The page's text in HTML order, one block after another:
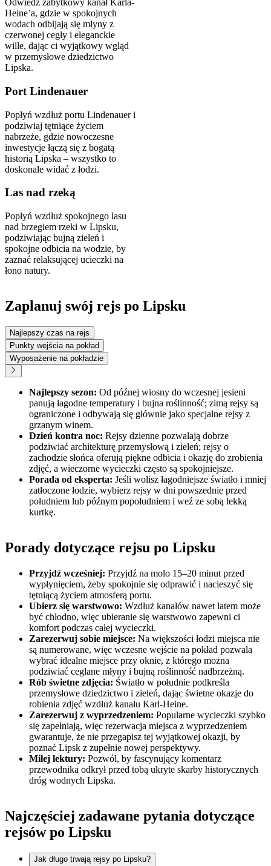
Odwiedź zabytkowy kanał Karla-
Heine’a, gdzie w spokojnych
wodach odbijają się młyny z
czerwonej cegły i eleganckie
wille, dając ci wyjątkowy wgląd
w przemysłowe dziedzictwo
Lipska.
Port Lindenauer
Popłyń wzdłuż portu Lindenauer i
podziwiaj tętniące życiem
nabrzeże, gdzie nowoczesne
inwestycje łączą się z bogatą
historią Lipska – wszystko to
doskonale widać z łodzi.
Las nad rzeką
Popłyń wzdłuż spokojnego lasu
nad brzegiem rzeki w Lipsku,
podziwiając bujną zieleń i
spokojne odbicia na wodzie, by
zaznać relaksującej ucieczki na
łono natury.
Zaplanuj swój rejs po Lipsku
Najlepszy czas na rejs
Punkty wejścia na pokład
Wyposażenie na pokładzie
Najlepszy sezon: Od późnej wiosny do wczesnej jesieni
panują łagodne temperatury i bujna roślinność; zimą rejsy są
ograniczone i odbywają się głównie jako specjalne rejsy z
grzanym winem.
Dzień kontra noc: Rejsy dzienne pozwalają dobrze
podziwiać architekturę przemysłową i zieleń; rejsy o
zachodzie słońca oferują piękne odbicia i okazję do zrobienia
zdjęć, a wieczorne wycieczki często są spokojniejsze.
Porada od eksperta: Jeśli wolisz łagodniejsze światło i mniej
zatłoczone łodzie, wybierz rejsy w dni powszednie przed
południem lub późnym popołudniem i weź ze sobą lekką
kurtkę.
Porady dotyczące rejsu po Lipsku
Przyjdź wcześniej: Przyjdź na molo 15–20 minut przed
wypłynięciem, żeby spokojnie się odprawić i nacieszyć się
tętniącą życiem atmosferą portu.
Ubierz się warstwowo: Wzdłuż kanałów nawet latem może
być chłodno, więc ubieranie się warstwowo zapewni ci
komfort podczas całej wycieczki.
Zarezerwuj sobie miejsce: Na większości łodzi miejsca nie
są numerowane, więc wczesne wejście na pokład pozwala
wybrać idealne miejsce przy oknie, z którego można
podziwiać ceglane młyny i bujną roślinność nadbrzeżną.
Rób świetne zdjęcia: Światło w południe podkreśla
przemysłowe dziedzictwo i zieleń, dając świetne okazje do
robienia zdjęć wzdłuż kanału Karl-Heine.
Zarezerwuj z wyprzedzeniem: Popularne wycieczki szybko
się zapełniają, więc rezerwacja miejsca z wyprzedzeniem
gwarantuje, że nie przegapisz tej wyjątkowej okazji, by
poznać Lipsk z zupełnie nowej perspektywy.
Miłej lektury: Pozwól, by fascynujący komentarz
przewodnika odkrył przed tobą ukryte skarby historycznych
dróg wodnych Lipska.
Najczęściej zadawane pytania dotyczące
rejsów po Lipsku
Jak długo trwają rejsy po Lipsku?